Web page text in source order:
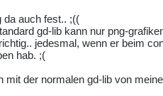
da auch fest.. ;((
gd-lib kann nur png-
jedesmal, wenn er beim
hab. ;(
mit der normalen gd-lib von